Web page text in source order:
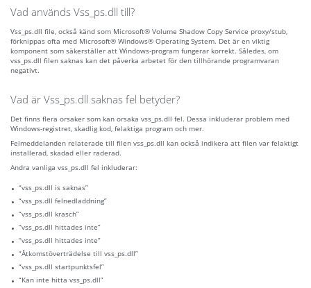
Vad används Vss_ps.dll till?
Vss_ps.dll file, också känd som Microsoft® Volume Shadow Copy Service proxy/stub,
förknippas ofta med Microsoft® Windows® Operating System. Det är en viktig
komponent som säkerställer att Windows-program fungerar korrekt. Således, om
vss_ps.dll filen saknas kan det påverka arbetet för den tillhörande programvaran
negativt.
Vad är Vss_ps.dll saknas fel betyder?
Det finns flera orsaker som kan orsaka vss_ps.dll fel. Dessa inkluderar problem med
Windows-registret, skadlig kod, felaktiga program och mer.
Felmeddelanden relaterade till filen vss_ps.dll kan också indikera att filen var felaktigt
installerad, skadad eller raderad.
Andra vanliga vss_ps.dll fel inkluderar:
“vss_ps.dll is saknas”
“vss_ps.dll felnedladdning”
“vss_ps.dll krasch”
“vss_ps.dll hittades inte”
“vss_ps.dll hittades inte”
“Åtkomstöverträdelse till vss_ps.dll”
“vss_ps.dll startpunktsfel”
“Kan inte hitta vss_ps.dll”